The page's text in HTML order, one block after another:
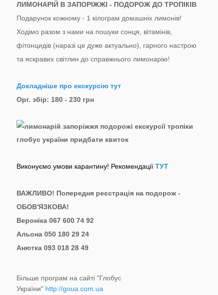
ЛИМОНАРІЙ В ЗАПОРІЖЖІ - ПОДОРОЖ ДО ТРОПІКІВ
Подарунок кожному - 1 кілограм домашніх лимонів!
Ходімо разом з нами на пошуки сонця, вітамінів,
фітонцидів (наразі це дуже актуально), гарного настрою
та яскравих світлин до справжнього лимонарію!
Докладніше про екскурсію тут
Орг. збір: 180 - 230 грн
Виконуємо умови карантину! Рекомендації ТУТ
ВАЖЛИВО! Попередня реєстрація на подорож -
ОБОВ'ЯЗКОВА!
Вероніка 067 600 74 92
Альона 050 180 29 24
Анютка 093 018 28 49
Більше програм на сайті "Глобус
України" http://goua.com.ua